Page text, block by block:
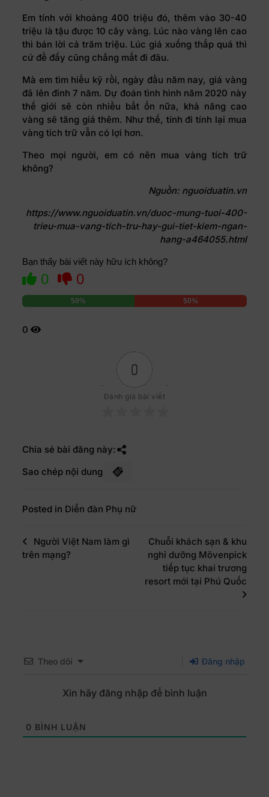
Em tính với khoảng 400 triệu đó, thêm vào 30-40
triệu là tậu được 10 cây vàng. Lúc nào vàng lên cao
thì bán lời cả trăm triệu. Lúc giá xuống thấp quá thì
cứ để đấy cũng chẳng mất đi đâu.
Mà em tìm hiểu kỹ rồi, ngày đầu năm nay, giá vàng
đã lên đỉnh 7 năm. Dự đoán tình hình năm 2020 này
thế giới sẽ còn nhiều bất ổn nữa, khả năng cao
vàng sẽ tăng giá thêm. Như thế, tính đi tính lại mua
vàng tích trữ vẫn có lợi hơn.
Theo mọi người, em có nên mua vàng tích trữ
không?
Nguồn: nguoiduatin.vn
https://www.nguoiduatin.vn/duoc-mung-tuoi-400-
trieu-mua-vang-tich-tru-hay-gui-tiet-kiem-ngan-
hang-a464055.html
Bạn thấy bài viết này hữu ích không?
0 0
50% 50%
0
0
Đánh giá bài viết
Chia sẻ bài đăng này:
Sao chép nội dung
Posted in Diễn đàn Phụ nữ
Người Việt Nam làm gì
trên mạng?
Chuỗi khách sạn & khu
nghỉ dưỡng Mövenpick
tiếp tục khai trương
resort mới tại Phú Quốc
Theo dõi Đăng nhập
Xin hãy đăng nhập để bình luận
0 BÌNH LUẬN